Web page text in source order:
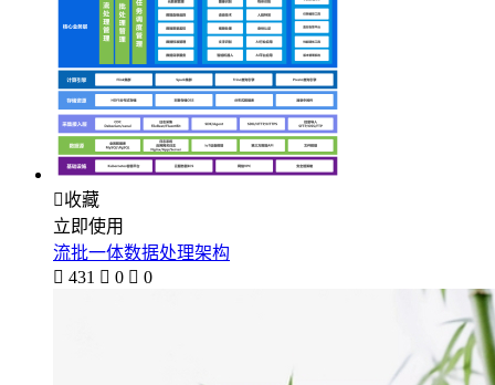
收藏
立即使用
流批一体数据处理架构
 431  0  0